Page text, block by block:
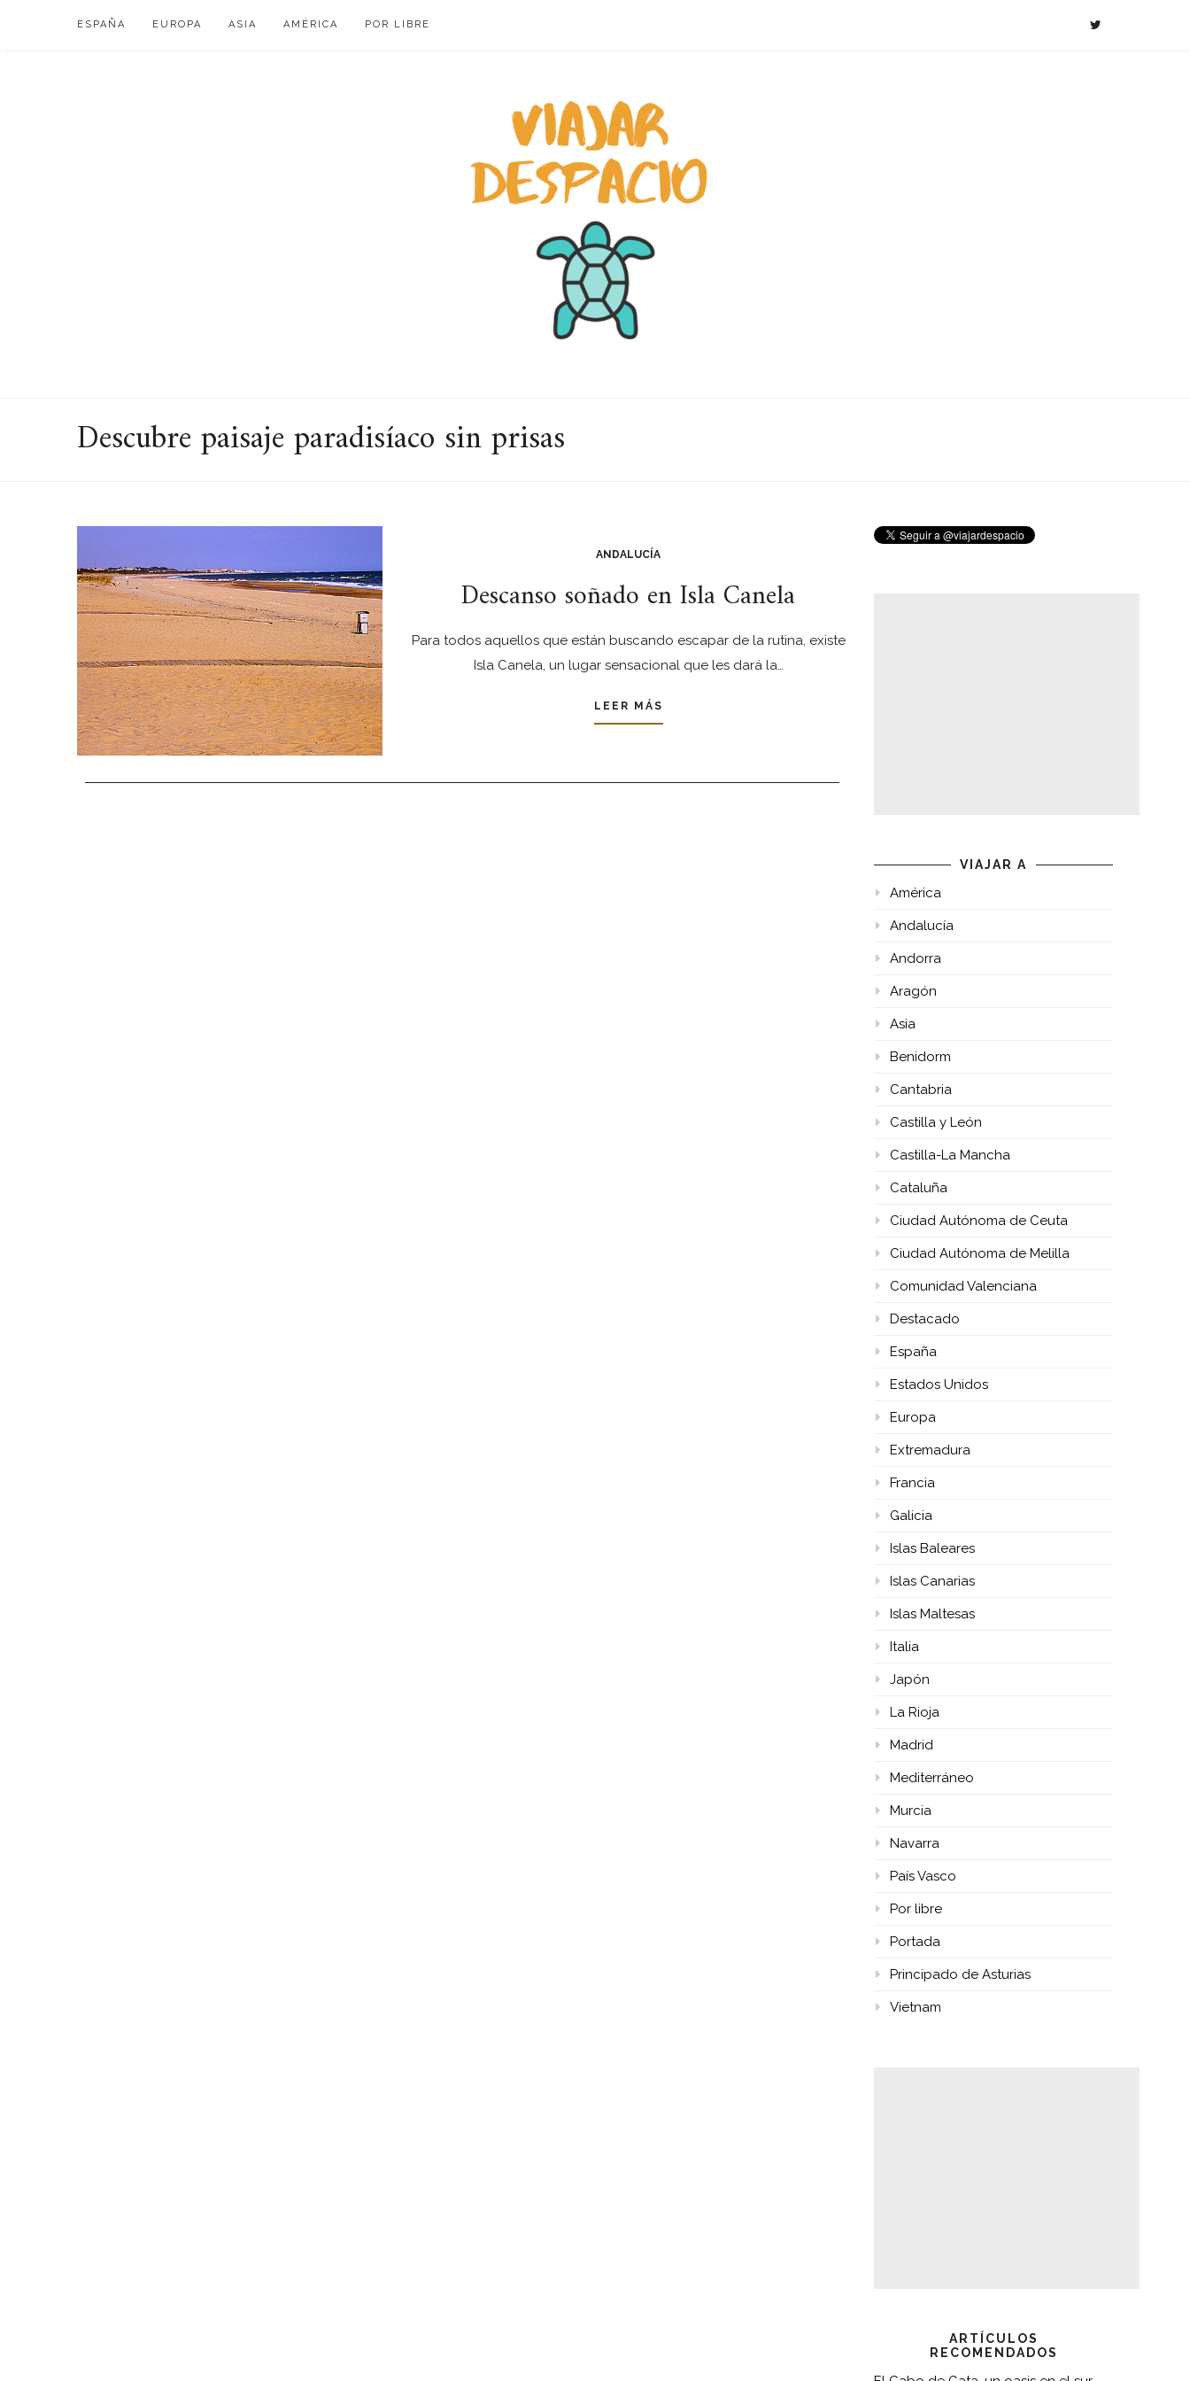
ESPAÑA EUROPA ASIA AMÉRICA POR LIBRE
Descubre paisaje paradisíaco sin prisas
ANDALUCÍA
Descanso soñado en Isla Canela
Para todos aquellos que están buscando escapar de la rutina, existe
Isla Canela, un lugar sensacional que les dará la…
LEER MÁS
VIAJAR A
América
Andalucía
Andorra
Aragón
Asia
Benidorm
Cantabria
Castilla y León
Castilla-La Mancha
Cataluña
Ciudad Autónoma de Ceuta
Ciudad Autónoma de Melilla
Comunidad Valenciana
Destacado
España
Estados Unidos
Europa
Extremadura
Francia
Galicia
Islas Baleares
Islas Canarias
Islas Maltesas
Italia
Japón
La Rioja
Madrid
Mediterráneo
Murcia
Navarra
País Vasco
Por libre
Portada
Principado de Asturias
Vietnam
ARTÍCULOS
RECOMENDADOS